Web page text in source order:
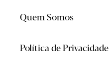
Quem Somos
Política de Privacidade